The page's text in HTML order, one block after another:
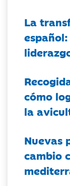
La
cómo
la
Nuevas
cambio